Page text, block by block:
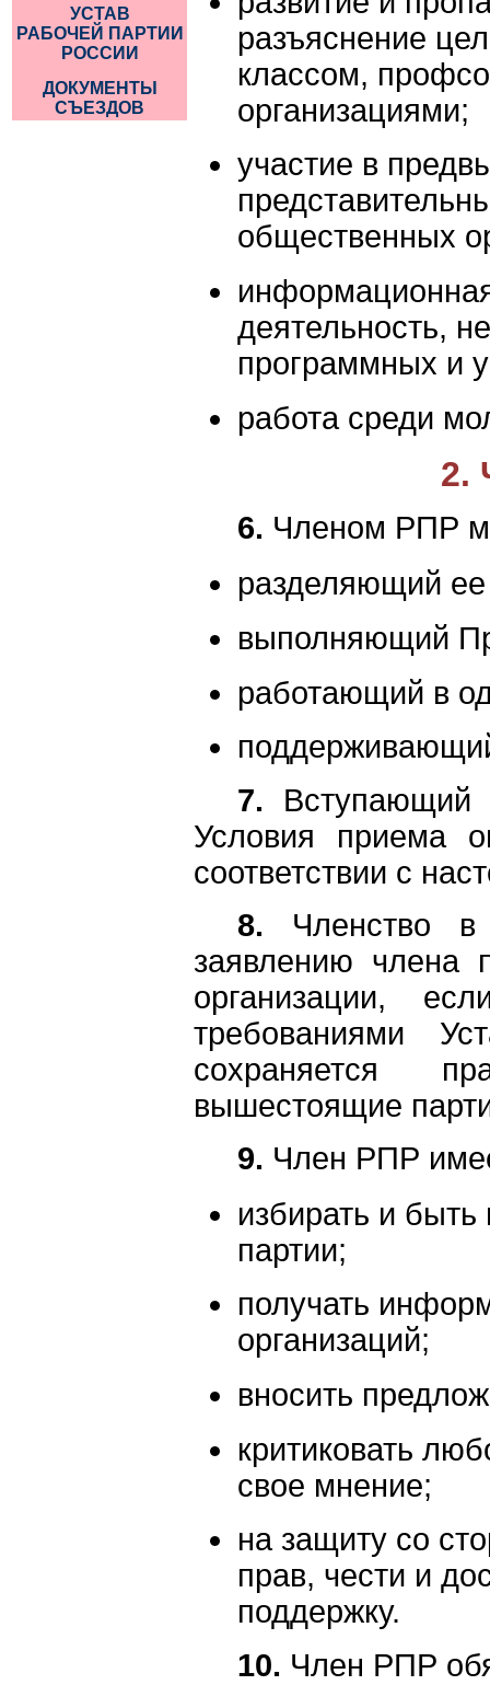
УСТАВ
РАБОЧЕЙ ПАРТИИ
РОССИИ
ДОКУМЕНТЫ
СЪЕЗДОВ
разъяснение
классом,
организациями;
участие в
общественных
деятельность,
программных и
работа среди
2.
6. Членом РПР
разделяющий
выполняющий
работающий в
7. Вступающий
Условия приема
соответствии с
8. Членство
заявлению члена
организации,
требованиями
сохраняется
вышестоящие
9. Член РПР
избирать и
партии;
получать
организаций;
вносить
критиковать
свое мнение;
на защиту со
прав, чести и
поддержку.
10. Член РПР